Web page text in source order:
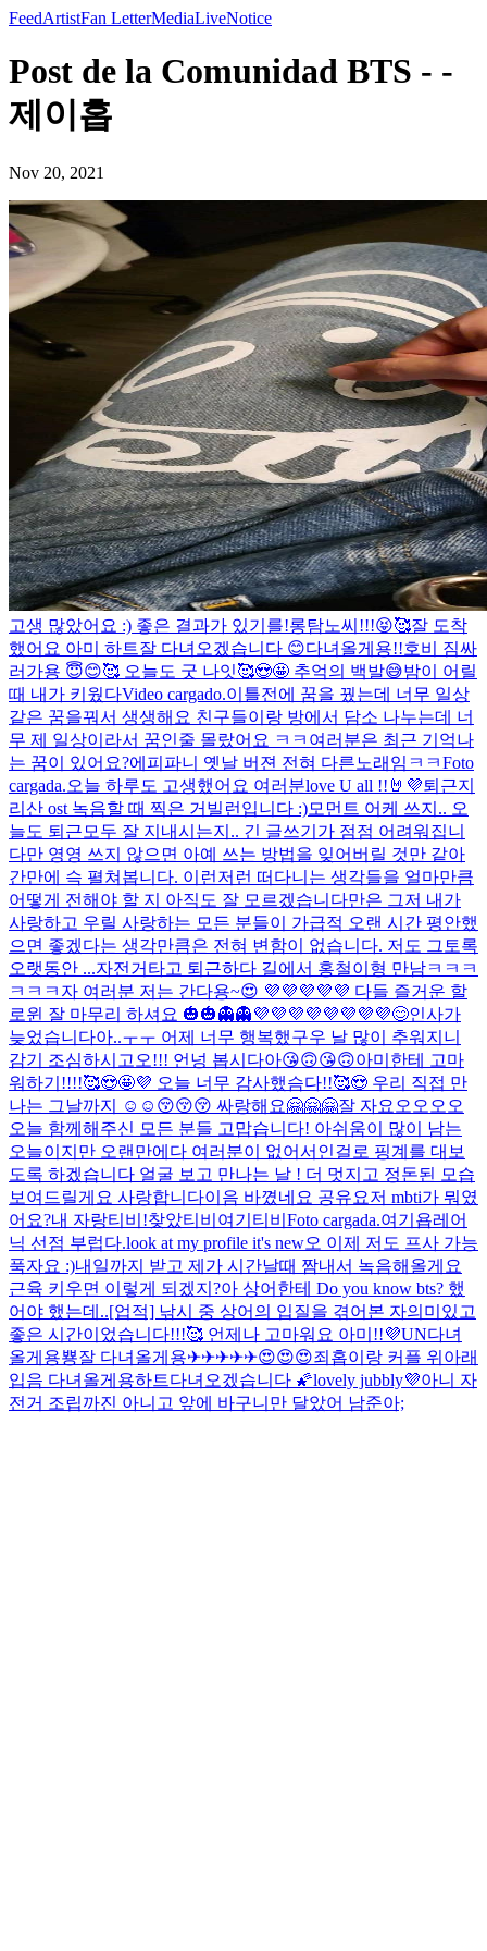
FeedArtistFan LetterMediaLiveNotice
Post de la Comunidad BTS - -
제이홉
Nov 20, 2021
고생 많았어요 :) 좋은 결과가 있기를!롱탐노씨!!!😝🥰잘 도착
했어요 아미 하트잘 다녀오겠습니다 😊다녀올게용!!호비 짐싸
러가용 😇😊🥰 오늘도 굿 나잇🥰😍🤩 추억의 백발😅밤이 어릴
때 내가 키웠다Video cargado.이틀전에 꿈을 꿨는데 너무 일상
같은 꿈을꿔서 생생해요 친구들이랑 방에서 담소 나누는데 너
무 제 일상이라서 꿈인줄 몰랐어요 ㅋㅋ 여러분은 최근 기억나
는 꿈이 있어요?에피파니 옛날 버젼 전혀 다른노래임ㅋㅋFoto
cargada.오늘 하루도 고생했어요 여러분love U all !!🤘💜퇴근지
리산 ost 녹음할 때 찍은 거 빌런입니다 :)모먼트 어케 쓰지.. 오
늘도 퇴근 모두 잘 지내시는지.. 긴 글쓰기가 점점 어려워집니
다만 영영 쓰지 않으면 아예 쓰는 방법을 잊어버릴 것만 같아
간만에 슥 펼쳐봅니다. 이런저런 떠다니는 생각들을 얼마만큼
어떻게 전해야 할 지 아직도 잘 모르겠습니다만은 그저 내가
사랑하고 우릴 사랑하는 모든 분들이 가급적 오랜 시간 평안했
으면 좋겠다는 생각만큼은 전혀 변함이 없습니다. 저도 그토록
오랫동안 ...자전거타고 퇴근하다 길에서 홍철이형 만남ㅋㅋㅋ
ㅋㅋㅋ 자 여러분 저는 간다용~😍 💜💜💜💜💜 다들 즐거운 할
로윈 잘 마무리 하셔요 🎃🎃👻👻💜💜💜💜💜💜💜💜😊인사가
늦었습니다아..ㅜㅜ 어제 너무 행복했구우 날 많이 추워지니
감기 조심하시고오!!! 언넝 봅시다아😘🙃😘🙃아미한테 고마
워하기!!!!🥰😍🤩💜 오늘 너무 감사했슴다!!🥰😍 우리 직접 만
나는 그날까지 ☺☺😚😚😚 싸랑해요🤗🤗🤗잘 자요오오오오
오늘 함께해주신 모든 분들 고맙습니다! 아쉬움이 많이 남는
오늘이지만 오랜만에다 여러분이 없어서인걸로 핑계를 대보
도록 하겠습니다 얼굴 보고 만나는 날 ! 더 멋지고 정돈된 모습
보여드릴게요 사랑합니다이 음 바꼈네요 공유요저 mbti가 뭐였
어요?내 자랑티비!찾았티비 여기티비 Foto cargada.여기욥레어
닉 선점 부럽다.look at my profile it's new오 이제 저도 프사 가능
푹자요 :)내일까지 받고 제가 시간날때 짬내서 녹음해올게요
근육 키우면 이렇게 되겠지?아 상어한테 Do you know bts? 했
어야 했는데..[업적] 낚시 중 상어의 입질을 겪어본 자의미있고
좋은 시간이었습니다!!!🥰 언제나 고마워요 아미!!💜UN다녀
올게용뿅잘 다녀올게용✈✈✈✈✈😍😍😍죄홉이랑 커플 위아래
입음 다녀올게용하트다녀오겠습니다 🌠lovely jubbly💜아니 자
전거 조립까진 아니고 앞에 바구니만 달았어 남준아;